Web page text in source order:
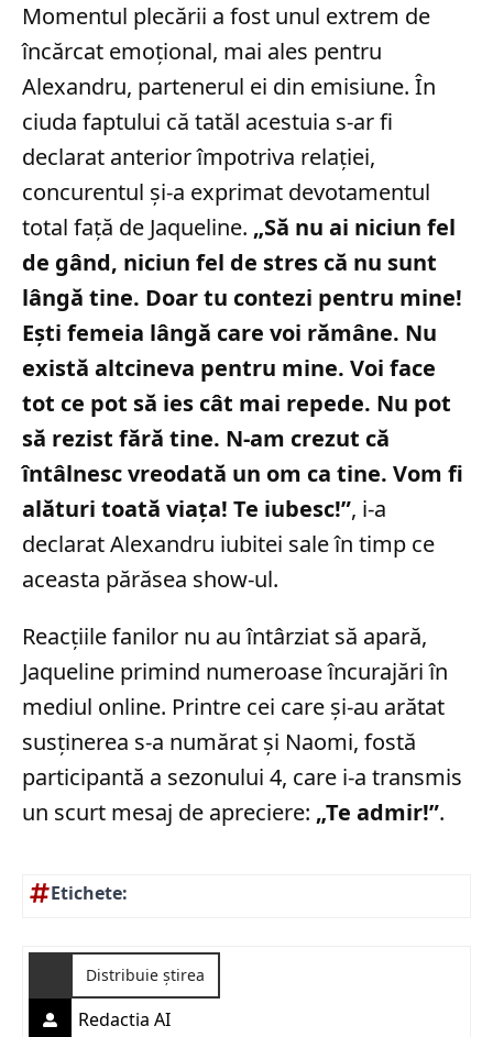
Momentul plecării a fost unul extrem de
încărcat emoțional, mai ales pentru
Alexandru, partenerul ei din emisiune. În
ciuda faptului că tatăl acestuia s-ar fi
declarat anterior împotriva relației,
concurentul și-a exprimat devotamentul
total față de Jaqueline. „Să nu ai niciun fel
de gând, niciun fel de stres că nu sunt
lângă tine. Doar tu contezi pentru mine!
Ești femeia lângă care voi rămâne. Nu
există altcineva pentru mine. Voi face
tot ce pot să ies cât mai repede. Nu pot
să rezist fără tine. N-am crezut că
întâlnesc vreodată un om ca tine. Vom fi
alături toată viața! Te iubesc!”, i-a
declarat Alexandru iubitei sale în timp ce
aceasta părăsea show-ul.
Reacțiile fanilor nu au întârziat să apară,
Jaqueline primind numeroase încurajări în
mediul online. Printre cei care și-au arătat
susținerea s-a numărat și Naomi, fostă
participantă a sezonului 4, care i-a transmis
un scurt mesaj de apreciere: „Te admir!”.
Etichete:
Distribuie știrea
Redactia AI